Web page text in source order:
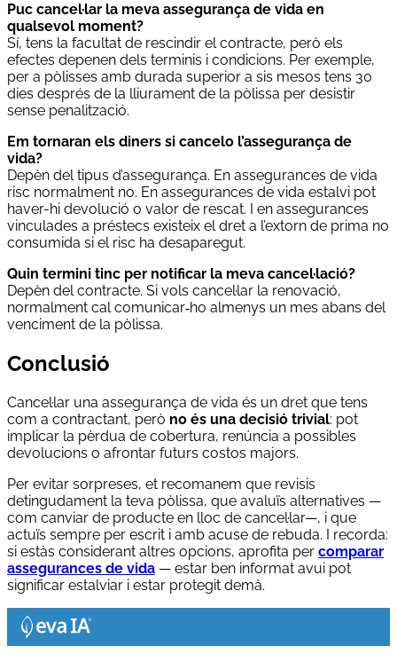
Puc cancel·lar la meva assegurança de vida en
qualsevol moment?
Sí, tens la facultat de rescindir el contracte, però els
efectes depenen dels terminis i condicions. Per exemple,
per a pòlisses amb durada superior a sis mesos tens 30
dies després de la lliurament de la pòlissa per desistir
sense penalització.
Em tornaran els diners si cancelo l’assegurança de
vida?
Depèn del tipus d’assegurança. En assegurances de vida
risc normalment no. En assegurances de vida estalvi pot
haver-hi devolució o valor de rescat. I en assegurances
vinculades a préstecs existeix el dret a l’extorn de prima no
consumida si el risc ha desaparegut.
Quin termini tinc per notificar la meva cancel·lació?
Depèn del contracte. Si vols cancel·lar la renovació,
normalment cal comunicar‑ho almenys un mes abans del
venciment de la pòlissa.
Conclusió
Cancel·lar una assegurança de vida és un dret que tens
com a contractant, però no és una decisió trivial: pot
implicar la pèrdua de cobertura, renúncia a possibles
devolucions o afrontar futurs costos majors.
Per evitar sorpreses, et recomanem que revisis
detingudament la teva pòlissa, que avaluïs alternatives —
com canviar de producte en lloc de cancel·lar—, i que
actuïs sempre per escrit i amb acuse de rebuda. I recorda:
si estàs considerant altres opcions, aprofita per comparar
assegurances de vida — estar ben informat avui pot
significar estalviar i estar protegit demà.